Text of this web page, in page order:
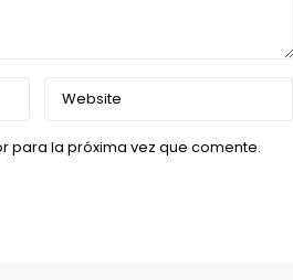
para la próxima vez que comente.